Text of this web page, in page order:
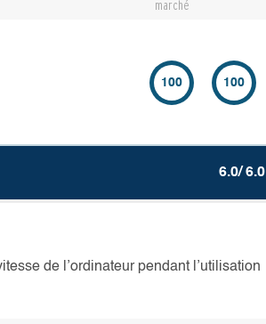
marché
100 100
6.0/ 6.0
de l’ordinateur pendant l’utilisation